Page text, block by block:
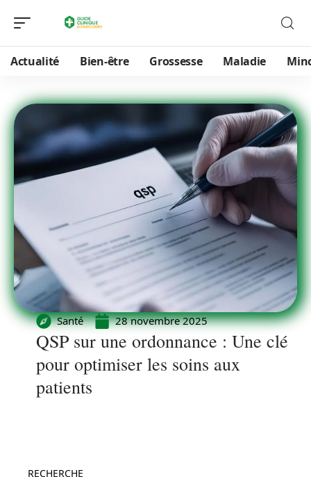
Actualité Bien-être Grossesse Maladie
Santé 28 novembre 2025
QSP sur une ordonnance : Une clé
pour optimiser les soins aux
patients
RECHERCHE